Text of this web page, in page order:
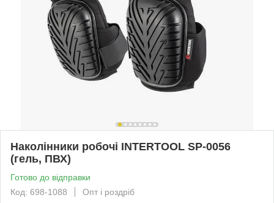
Наколінники робочі INTERTOOL SP-0056
(гель, ПВХ)
Готово до відправки
Код: 698-1088
Опт і роздріб